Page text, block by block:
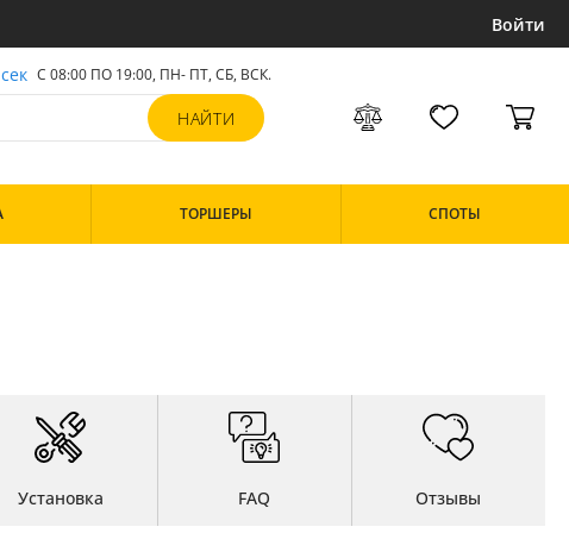
Войти
С 08:00 ПО 19:00, ПН- ПТ,СБ, ВСК.
ТОРШЕРЫ СПОТЫ
Установка FAQ Отзывы